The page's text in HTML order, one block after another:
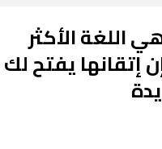
اللغة الأكثر
إتقانها يفتح لك